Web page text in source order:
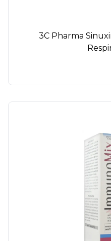
3C Pharma